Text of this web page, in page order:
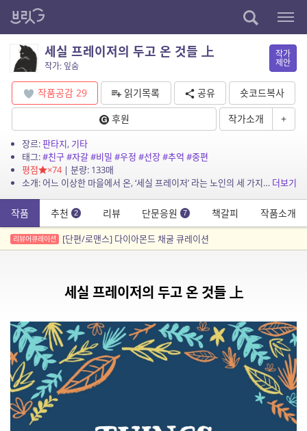
세실 프레이저의 두고 온 것들 上
작가: 잎숨
작가
제안
작품공감 29 읽기목록 공유
숏코드복사
후원
작가소개 +
장르:판타지, 기타
태그:#친구#자갈#비밀 #우정 #선장#추억 #중편
평점
×74| 분량: 133매
소개: 어느 이상한 마을에서 온, ‘세실 프레이저’ 라는 노인의 세 가지 추억 이야기. 더보기
작품 추천 2 리뷰 단문응원 7 책갈피 작품소개
리뷰어큐레이션 [단편/로맨스] 다이아몬드 채굴 큐레이션
세실 프레이저의 두고 온 것들 上